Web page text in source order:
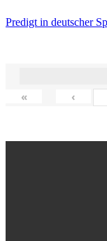
Predigt in deutscher
« ‹